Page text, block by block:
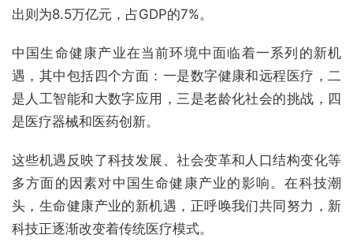
出则为8.5万亿元，占GDP的7%。
中国生命健康产业在当前环境中面临着一系列的新机
遇，其中包括四个方面：一是数字健康和远程医疗，二
是人工智能和大数字应用，三是老龄化社会的挑战，四
是医疗器械和医药创新。
这些机遇反映了科技发展、社会变革和人口结构变化等
多方面的因素对中国生命健康产业的影响。在科技潮
头，生命健康产业的新机遇，正呼唤我们共同努力，新
科技正逐渐改变着传统医疗模式。